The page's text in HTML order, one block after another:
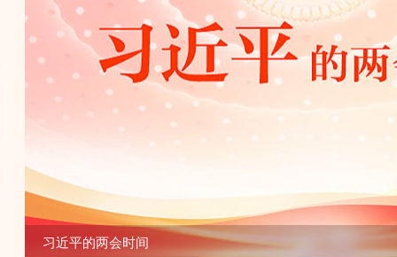
习近平的两会时间